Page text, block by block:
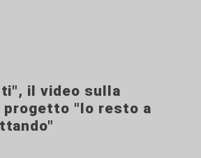
il video sulla
progetto "Io resto a